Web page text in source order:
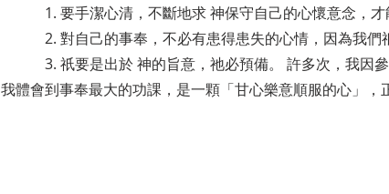
1. 要手潔心清，不斷地求 神保守自己的心懷意念，才
2. 對自己的事奉，不必有患得患失的心情，因為我們祇
3. 祇要是出於 神的旨意，祂必預備。 許多次，我因參
我體會到事奉最大的功課，是一顆「甘心樂意順服的心」，